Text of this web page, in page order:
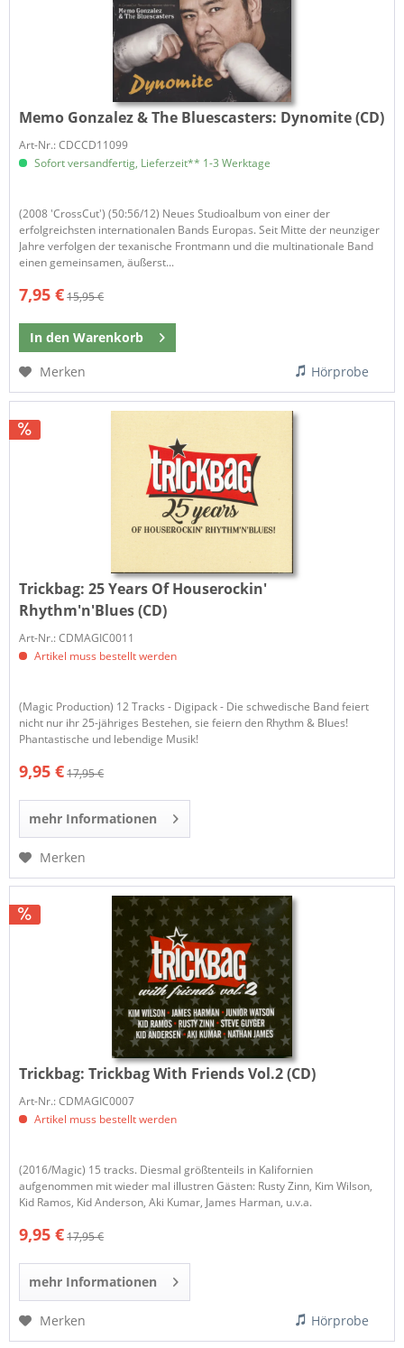
Memo Gonzalez & The Bluescasters: Dynomite (CD)
Art-Nr.: CDCCD11099
Sofort versandfertig, Lieferzeit** 1-3 Werktage
(2008 'CrossCut') (50:56/12) Neues Studioalbum von einer der
erfolgreichsten internationalen Bands Europas. Seit Mitte der neunziger
Jahre verfolgen der texanische Frontmann und die multinationale Band
einen gemeinsamen, äußerst...
7,95 €15,95 €
In den Warenkorb
Merken
Hörprobe
Trickbag: 25 Years Of Houserockin'
Rhythm'n'Blues (CD)
Art-Nr.: CDMAGIC0011
Artikel muss bestellt werden
(Magic Production) 12 Tracks - Digipack - Die schwedische Band feiert
nicht nur ihr 25-jähriges Bestehen, sie feiern den Rhythm & Blues!
Phantastische und lebendige Musik!
9,95 €17,95 €
mehr Informationen
Merken
Trickbag: Trickbag With Friends Vol.2 (CD)
Art-Nr.: CDMAGIC0007
Artikel muss bestellt werden
(2016/Magic) 15 tracks. Diesmal größtenteils in Kalifornien
aufgenommen mit wieder mal illustren Gästen: Rusty Zinn, Kim Wilson,
Kid Ramos, Kid Anderson, Aki Kumar, James Harman, u.v.a.
9,95 €17,95 €
mehr Informationen
Merken Hörprobe